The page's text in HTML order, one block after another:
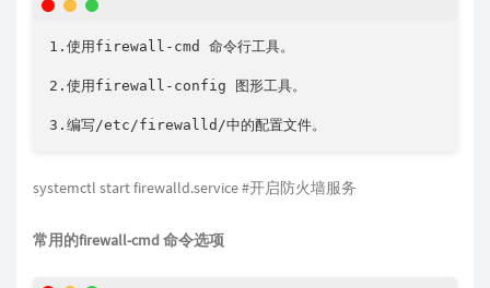
1.使用firewall-cmd 命令行工具。
2.使用firewall-config 图形工具。
3.编写/etc/firewalld/中的配置文件。
systemctl start firewalld.service #开启防火墙服务
​常用的firewall-cmd 命令选项